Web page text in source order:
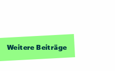
Weitere Beiträge